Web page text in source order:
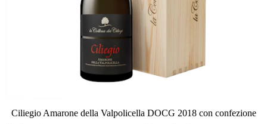
Ciliegio Amarone della Valpolicella DOCG 2018 con confezione